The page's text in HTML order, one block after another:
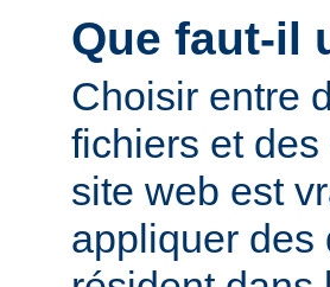
Que faut-il
Choisir entre
fichiers et
site web est
appliquer des